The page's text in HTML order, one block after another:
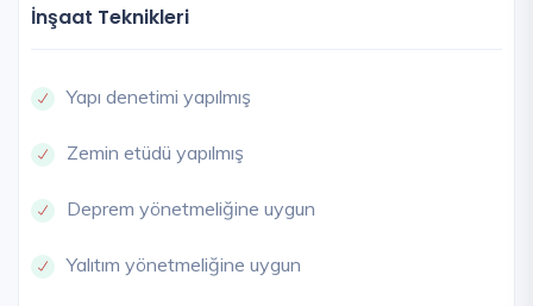
İnşaat Teknikleri
Yapı denetimi yapılmış
Zemin etüdü yapılmış
Deprem yönetmeliğine uygun
Yalıtım yönetmeliğine uygun